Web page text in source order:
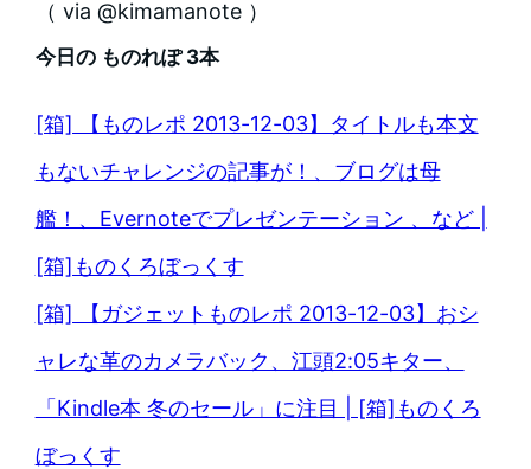
（ via @kimamanote ）
今日の ものれぽ 3本
[箱] 【ものレポ 2013-12-03】タイトルも本文
もないチャレンジの記事が！、ブログは母
艦！、Evernoteでプレゼンテーション 、など |
[箱]ものくろぼっくす
[箱] 【ガジェットものレポ 2013-12-03】おシ
ャレな革のカメラバック、江頭2:05キター、
「Kindle本 冬のセール」に注目 | [箱]ものくろ
ぼっくす